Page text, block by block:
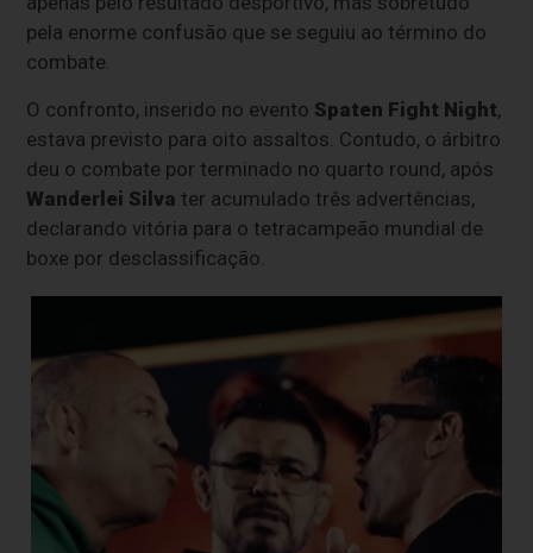
pela enorme confusão que se seguiu ao término do
combate.
O confronto, inserido no evento Spaten Fight Night,
estava previsto para oito assaltos. Contudo, o árbitro
deu o combate por terminado no quarto round, após
Wanderlei Silvater acumulado três advertências,
declarando vitória para o tetracampeão mundial de
boxe por desclassificação.